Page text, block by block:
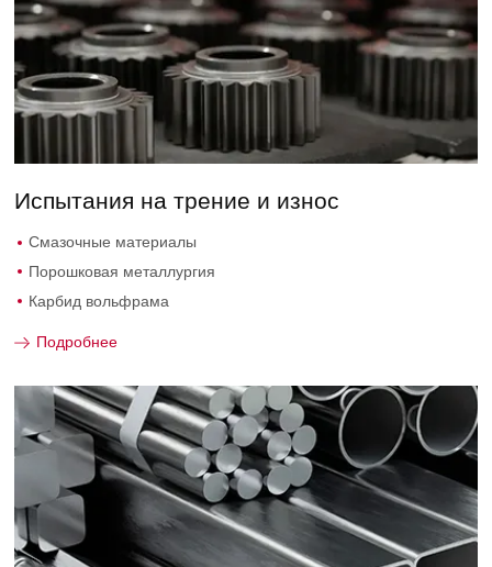
Испытания на трение и износ
Смазочные материалы
Порошковая металлургия
Карбид вольфрама
Подробнее